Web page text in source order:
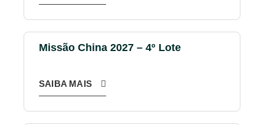
Missão China 2027 – 4º Lote
SAIBA MAIS